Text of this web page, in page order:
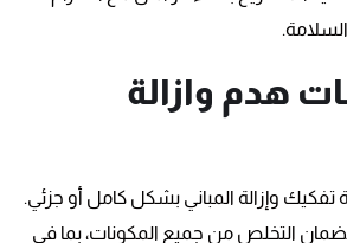
هدم وازالة
وإزالة المباني بشكل كامل أو جزئي.
التخلص من جميع المكونات، بما في